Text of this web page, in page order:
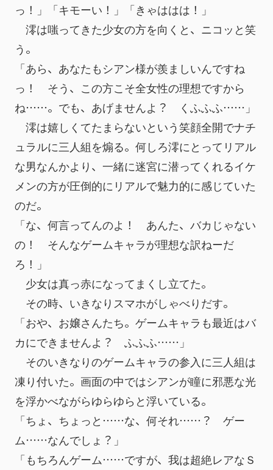
っ！」「キモーい！」「きゃははは！」
澪は嗤ってきた少女の方を向くと、ニコッと笑
う。
「あら、あなたもシアン様が羨ましいんですね
っ！　そう、この方こそ全女性の理想ですから
ね……。でも、あげませんよ？　くふふふ……」
澪は嬉しくてたまらないという笑顔全開でナチ
ュラルに三人組を煽る。何しろ澪にとってリアル
な男なんかより、一緒に迷宮に潜ってくれるイケ
メンの方が圧倒的にリアルで魅力的に感じていた
のだ。
「な、何言ってんのよ！　あんた、バカじゃない
の！　そんなゲームキャラが理想な訳ねーだ
ろ！」
少女は真っ赤になってまくし立てた。
その時、いきなりスマホがしゃべりだす。
「おや、お嬢さんたち。ゲームキャラも最近はバ
カにできませんよ？　ふふふ……」
そのいきなりのゲームキャラの参入に三人組は
凍り付いた。画面の中ではシアンが瞳に邪悪な光
を浮かべながらゆらゆらと浮いている。
「ちょ、ちょっと……な、何それ……？　ゲー
ム……なんでしょ？」
「もちろんゲーム……ですが、我は超絶レアなＳ